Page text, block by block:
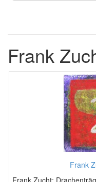
Frank
Frank
Frank Zucht: